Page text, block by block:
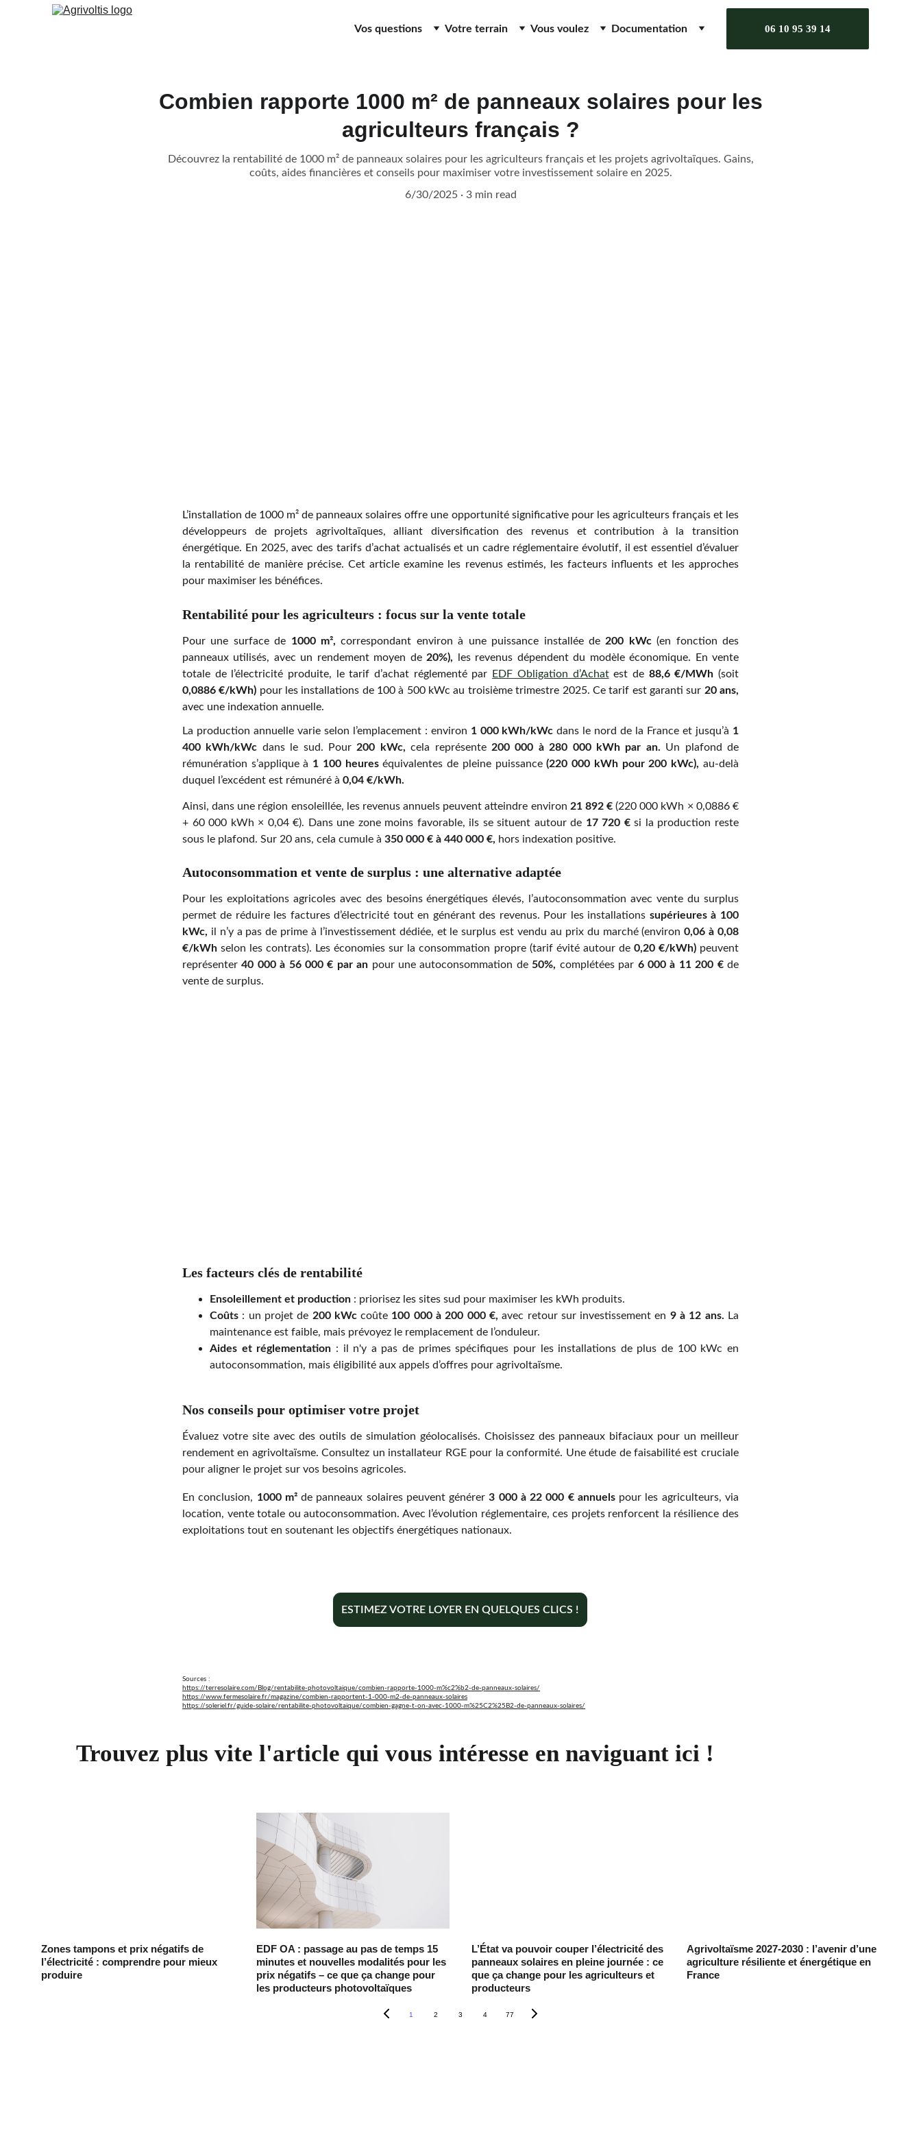
Vos questions Votre terrain Vous voulez Documentation 06 10 95 39 14
Combien rapporte 1000 m² de panneaux solaires pour les
agriculteurs français ?
Découvrez la rentabilité de 1000 m² de panneaux solaires pour les agriculteurs français et les projets agrivoltaïques. Gains,
coûts, aides financières et conseils pour maximiser votre investissement solaire en 2025.
6/30/2025
3 min read
L’installation de 1000 m² de panneaux solaires offre une opportunité significative pour les agriculteurs français et les
développeurs de projets agrivoltaïques, alliant diversification des revenus et contribution à la transition
énergétique. En 2025, avec des tarifs d’achat actualisés et un cadre réglementaire évolutif, il est essentiel d’évaluer
la rentabilité de manière précise. Cet article examine les revenus estimés, les facteurs influents et les approches
pour maximiser les bénéfices.
Rentabilité pour les agriculteurs : focus sur la vente totale
Pour une surface de 1000 m², correspondant environ à une puissance installée de 200 kWc(en fonction des
panneaux utilisés, avec un rendement moyen de 20%), les revenus dépendent du modèle économique. En vente
totale de l’électricité produite, le tarif d’achat réglementé par
EDF Obligation d’Achatest de 88,6 €/MWh (soit
0,0886 €/kWh) pour les installations de 100 à 500 kWc au troisième trimestre 2025. Ce tarif est garanti sur 20 ans,
avec une indexation annuelle.
La production annuelle varie selon l’emplacement : environ 1 000 kWh/kWc dans le nord de la France et jusqu’à 1
400 kWh/kWc dans le sud. Pour 200 kWc, cela représente 200 000 à 280 000 kWh par an. Un plafond de
rémunération s’applique à 1 100 heureséquivalentes de pleine puissance(220 000 kWh pour 200 kWc), au-delà
duquel l’excédent est rémunéré à 0,04 €/kWh.
Ainsi, dans une région ensoleillée, les revenus annuels peuvent atteindre environ 21 892 €(220 000 kWh × 0,0886 €
+ 60 000 kWh × 0,04 €). Dans une zone moins favorable, ils se situent autour de 17 720 €si la production reste
sous le plafond. Sur 20 ans, cela cumule à 350 000 € à 440 000 €, hors indexation positive.
Autoconsommation et vente de surplus : une alternative adaptée
Pour les exploitations agricoles avec des besoins énergétiques élevés, l’autoconsommation avec vente du surplus
permet de réduire les factures d’électricité tout en générant des revenus. Pour les installations supérieures à 100
kWc, il n’y a pas de prime à l’investissement dédiée, et le surplus est vendu au prix du marché (environ0,06 à 0,08
€/kWhselon les contrats). Les économies sur la consommation propre (tarif évité autour de 0,20 €/kWh) peuvent
représenter40 000 à 56 000 € par an pour une autoconsommation de 50%, complétées par 6 000 à 11 200 €de
vente de surplus.
Les facteurs clés de rentabilité
Ensoleillement et production: priorisez les sites sud pour maximiser les kWh produits.
Coûts: un projet de 200 kWccoûte 100 000 à 200 000 €, avec retour sur investissement en 9 à 12 ans. La
maintenance est faible, mais prévoyez le remplacement de l’onduleur.
Aides et réglementation : il n'y a pas de primes spécifiques pour les installations de plus de 100 kWc en
autoconsommation, mais éligibilité aux appels d’offres pour agrivoltaïsme.
Nos conseils pour optimiser votre projet
Évaluez votre site avec des outils de simulation géolocalisés. Choisissez des panneaux bifaciaux pour un meilleur
rendement en agrivoltaïsme. Consultez un installateur RGE pour la conformité. Une étude de faisabilité est cruciale
pour aligner le projet sur vos besoins agricoles.
En conclusion, 1000 m²de panneaux solaires peuvent générer3 000 à 22 000 € annuelspour les agriculteurs, via
location, vente totale ou autoconsommation. Avec l’évolution réglementaire, ces projets renforcent la résilience des
exploitations tout en soutenant les objectifs énergétiques nationaux.
ESTIMEZ VOTRE LOYER EN QUELQUES CLICS !
Sources :
https://terresolaire.com/Blog/rentabilite-photovoltaique/combien-rapporte-1000-m%c2%b2-de-panneaux-solaires/
https://www.fermesolaire.fr/magazine/combien-rapportent-1-000-m2-de-panneaux-solaires
https://soleriel.fr/guide-solaire/rentabilite-photovoltaique/combien-gagne-t-on-avec-1000-m%25C2%25B2-de-panneaux-solaires/
Trouvez plus vite l'article qui vous intéresse en naviguant ici !
Zones tampons et prix négatifs de
l’électricité : comprendre pour mieux
produire
EDF OA : passage au pas de temps 15
minutes et nouvelles modalités pour les
prix négatifs – ce que ça change pour
les producteurs photovoltaïques
L’État va pouvoir couper l’électricité des
panneaux solaires en pleine journée : ce
que ça change pour les agriculteurs et
producteurs
Agrivoltaïsme 2027-2030 : l’avenir d’une
agriculture résiliente et énergétique en
France
1 2 3 4 77